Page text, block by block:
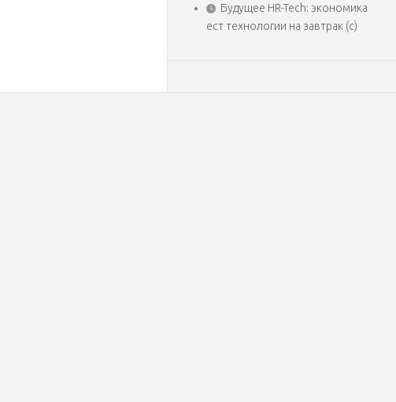
Будущее HR-Tech: экономика
ест технологии на завтрак (с)